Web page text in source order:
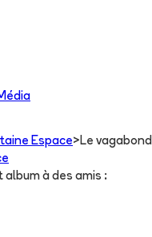
Espace> Le
album à des amis :